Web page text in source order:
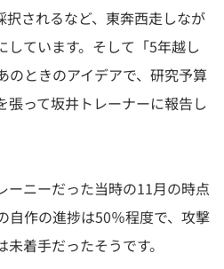
択されるなど、東奔西走しなが
しています。そして「5年越し
のときのアイデアで、研究予算
張って坂井トレーナーに報告し
ーニーだった当時の11月の時点
自作の進捗は50％程度で、攻撃
着手だったそうです。